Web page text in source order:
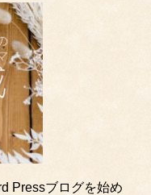
Pressブログを始め